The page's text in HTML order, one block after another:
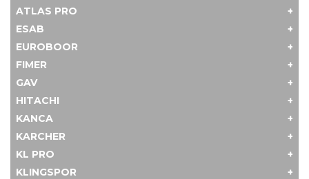
ATLAS PRO
ESAB
EUROBOOR
FIMER
GAV
HITACHI
KANCA
KARCHER
KL PRO
KLINGSPOR